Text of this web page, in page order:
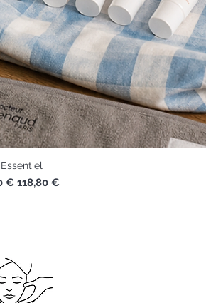
€ Prix promotionnel
118,80 €